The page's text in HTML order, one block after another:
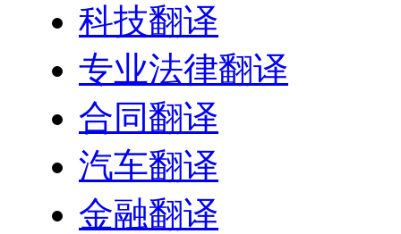
科技翻译
专业法律翻译
合同翻译
汽车翻译
金融翻译